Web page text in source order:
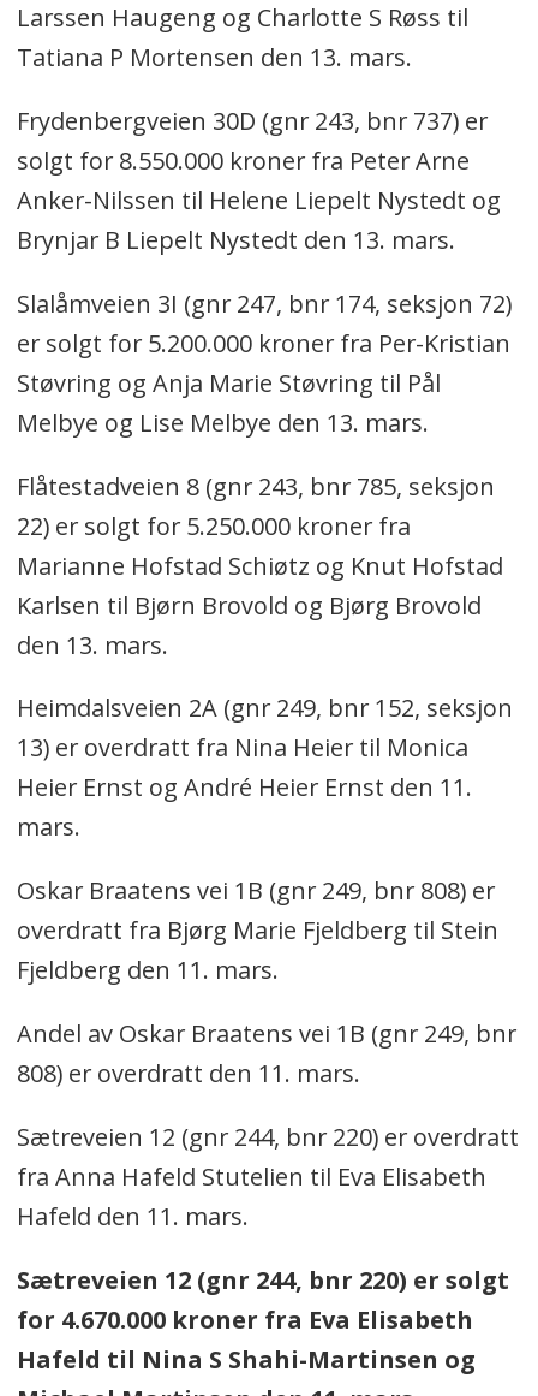
Larssen Haugeng og Charlotte S Røss til
Tatiana P Mortensen den 13. mars.
Frydenbergveien 30D (gnr 243, bnr 737) er
solgt for 8.550.000 kroner fra Peter Arne
Anker-Nilssen til Helene Liepelt Nystedt og
Brynjar B Liepelt Nystedt den 13. mars.
Slalåmveien 3I (gnr 247, bnr 174, seksjon 72)
er solgt for 5.200.000 kroner fra Per-Kristian
Støvring og Anja Marie Støvring til Pål
Melbye og Lise Melbye den 13. mars.
Flåtestadveien 8 (gnr 243, bnr 785, seksjon
22) er solgt for 5.250.000 kroner fra
Marianne Hofstad Schiøtz og Knut Hofstad
Karlsen til Bjørn Brovold og Bjørg Brovold
den 13. mars.
Heimdalsveien 2A (gnr 249, bnr 152, seksjon
13) er overdratt fra Nina Heier til Monica
Heier Ernst og André Heier Ernst den 11.
mars.
Oskar Braatens vei 1B (gnr 249, bnr 808) er
overdratt fra Bjørg Marie Fjeldberg til Stein
Fjeldberg den 11. mars.
Andel av Oskar Braatens vei 1B (gnr 249, bnr
808) er overdratt den 11. mars.
Sætreveien 12 (gnr 244, bnr 220) er overdratt
fra Anna Hafeld Stutelien til Eva Elisabeth
Hafeld den 11. mars.
Sætreveien 12 (gnr 244, bnr 220) er solgt
for 4.670.000 kroner fra Eva Elisabeth
Hafeld til Nina S Shahi-Martinsen og